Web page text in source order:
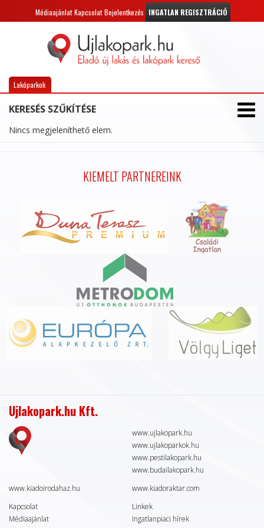
Médiaajánlat Kapcsolat Bejelentkezés INGATLAN REGISZTRÁCIÓ
Lakóparkok
KERESÉS SZŰKÍTÉSE
Nincs megjeleníthető elem.
KIEMELT PARTNEREINK
Ujlakopark.hu Kft.
www.ujlakopark.hu
www.ujlakoparkok.hu
www.pestilakopark.hu
www.budailakopark.hu
www.kiadoirodahaz.hu
www.kiadoraktar.com
Kapcsolat
Médiaajánlat
Linkek
Ingatlanpiaci hírek